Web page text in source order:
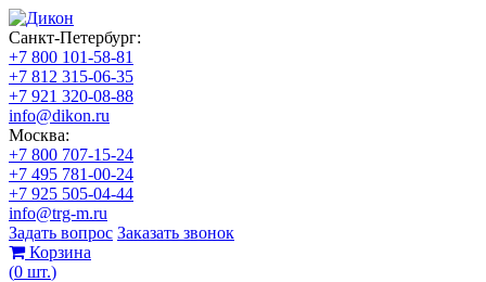
Санкт-Петербург:
+7 800 101-58-81
+7 812 315-06-35
+7 921 320-08-88
info@dikon.ru
Москва:
+7 800 707-15-24
+7 495 781-00-24
+7 925 505-04-44
info@trg-m.ru
Задать вопрос Заказать звонок
Корзина
(0 шт.)